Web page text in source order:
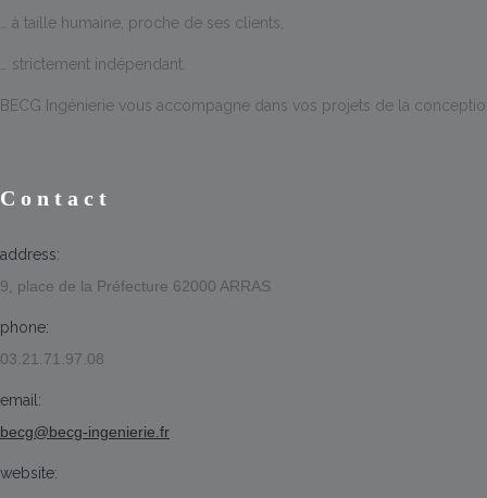
… à taille humaine, proche de ses clients,
… strictement indépendant.
BECG Ingénierie vous accompagne dans vos projets de la
Contact
address:
9, place de la Préfecture 62000 ARRAS
phone:
03.21.71.97.08
email:
becg@becg-ingenierie.fr
website: